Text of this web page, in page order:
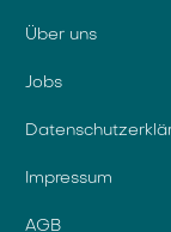
Über uns
Jobs
Impressum
AGB